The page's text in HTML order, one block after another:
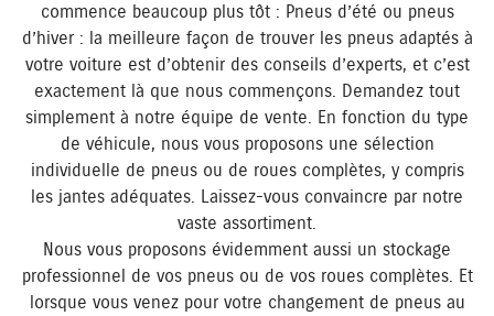
commence beaucoup plus tôt : Pneus d’été ou pneus
d’hiver : la meilleure façon de trouver les pneus adaptés à
votre voiture est d’obtenir des conseils d’experts, et c’est
exactement là que nous commençons. Demandez tout
simplement à notre équipe de vente. En fonction du type
de véhicule, nous vous proposons une sélection
individuelle de pneus ou de roues complètes, y compris
les jantes adéquates. Laissez-vous convaincre par notre
vaste assortiment.
Nous vous proposons évidemment aussi un stockage
professionnel de vos pneus ou de vos roues complètes. Et
lorsque vous venez pour votre changement de pneus au